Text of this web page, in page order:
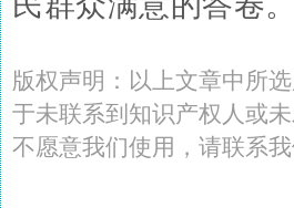
版权声明：以上文章中所
于未联系到知识产权人或
不愿意我们使用，请联系